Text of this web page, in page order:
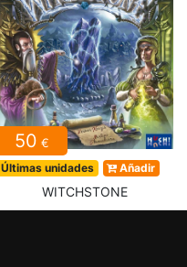
50 €
Últimas unidades Añadir
WITCHSTONE